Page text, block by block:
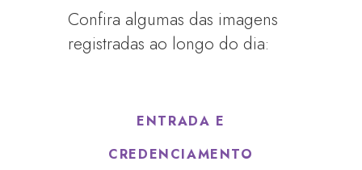
Confira algumas das imagens
registradas ao longo do dia:
ENTRADA E
CREDENCIAMENTO